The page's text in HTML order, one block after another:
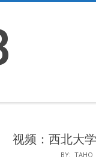
视频：西北大
BY: TAHO